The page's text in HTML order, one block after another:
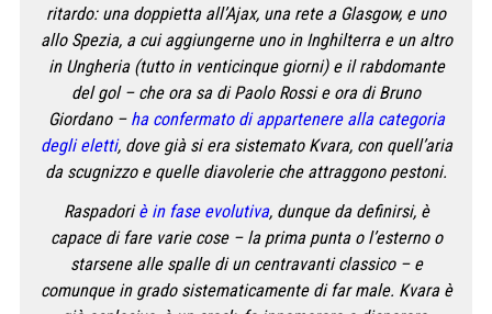
ritardo: una doppietta all’Ajax, una rete a Glasgow, e uno
allo Spezia, a cui aggiungerne uno in Inghilterra e un altro
in Ungheria (tutto in venticinque giorni) e il rabdomante
del gol – che ora sa di Paolo Rossi e ora di Bruno
Giordano – ha confermato di appartenere alla categoria
degli eletti, dove già si era sistemato Kvara, con quell’aria
da scugnizzo e quelle diavolerie che attraggono pestoni.
Raspadoriè in fase evolutiva, dunque da definirsi, è
capace di fare varie cose – la prima punta o l’esterno o
starsene alle spalle di un centravanti classico – e
comunque in grado sistematicamente di far male. Kvara è